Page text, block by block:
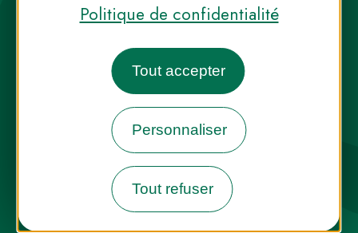
Politique de confidentialité
Tout accepter
Personnaliser
Tout refuser
Destination Parcs, de l’inspiration en
toute saison
INFOS PRESSEFAQNOUS CONTACTER
NEWSLETTER